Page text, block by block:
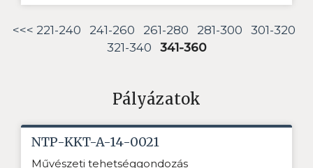
<<< 221-240 241-260 261-280 281-300
301-320
321-340
341-360
Pályázatok
NTP-KKT-A-14-0021
Művészeti tehetséggondozás